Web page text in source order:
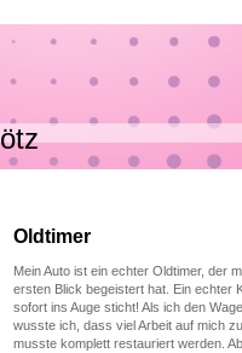
Oldtimer
Mein Auto ist ein echter Oldtimer, der
ersten Blick begeistert hat. Ein echter
sofort ins Auge sticht! Als ich den
wusste ich, dass viel Arbeit auf mich
musste komplett restauriert werden.